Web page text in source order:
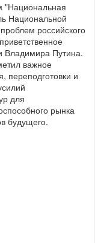
"Национальная
Национальной
российского
Владимира Путина.
важное
переподготовки и
для
рынка
будущего.